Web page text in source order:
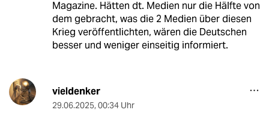
Magazine. Hätten dt. Medien nur die Hälfte von
dem gebracht, was die 2 Medien über diesen
Krieg veröffentlichten, wären die Deutschen
besser und weniger einseitig informiert.
vieldenker
29.06.2025, 00:34 Uhr